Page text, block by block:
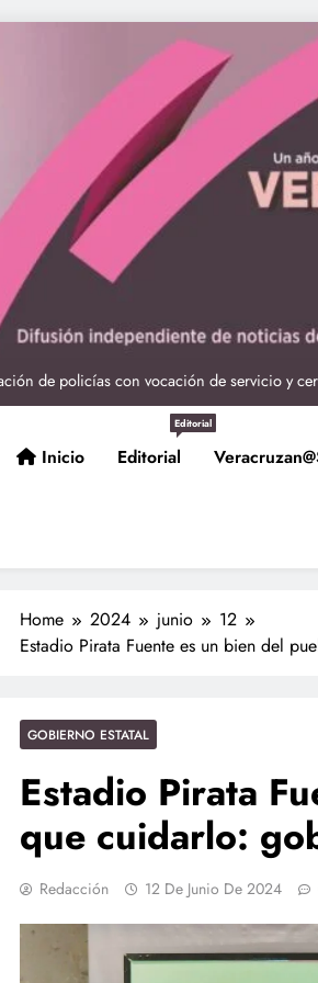
seguras: más de 982 elementos
Nahle a la presidenta Claudia Sheinbaum en
de policías con vocación de servicio y
Entrega Gobernadora 5 mil apoyos a
seguras: más de 982 elementos
de policías con vocación de servicio y
Entrega Gobernadora 5 mil apoyos a
seguras: más de 982 elementos
Inicio Editorial
Editorial
Home 2024 junio
12
Estadio Pirata Fuente es un bien del
GOBIERNO ESTATAL
Estadio Pirata
que cuidarlo:
Redacción 12 De Junio De 2024